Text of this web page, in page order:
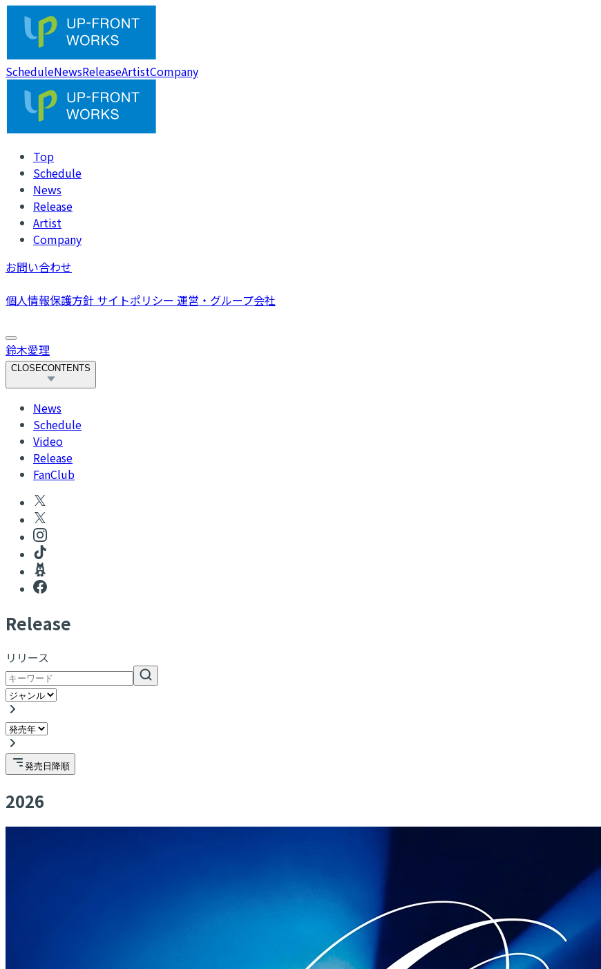
ScheduleNewsReleaseArtistCompany
Top
Schedule
News
Release
Artist
Company
お問い合わせ
個人情報保護方針 サイトポリシー 運営・グループ会社
鈴木愛理
CLOSECONTENTS
News
Schedule
Video
Release
FanClub
Release
リリース
発売日降順
2026